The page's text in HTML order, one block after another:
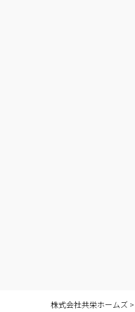
株式会社共栄ホームズ>